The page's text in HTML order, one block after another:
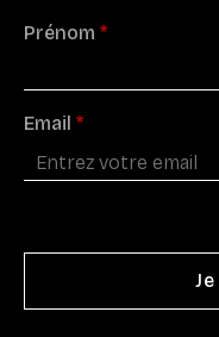
Prénom *
Email *